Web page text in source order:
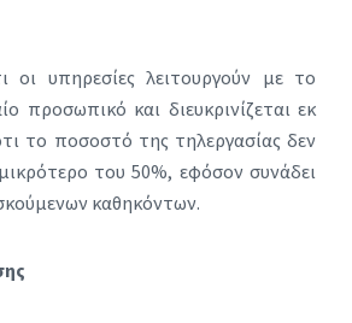
οι υπηρεσίες λειτουργούν με το
προσωπικό και διευκρινίζεται εκ
το ποσοστό της τηλεργασίας δεν
του 50%, εφόσον συνάδει
καθηκόντων.